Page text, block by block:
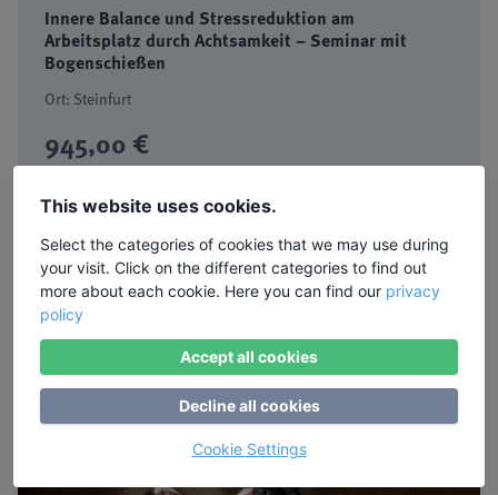
Innere Balance und Stressreduktion am
Arbeitsplatz durch Achtsamkeit – Seminar mit
Bogenschießen
Ort: Steinfurt
945,00 €
Artikel zum Thema
This website uses cookies.
Select the categories of cookies that we may use during
your visit. Click on the different categories to find out
more about each cookie. Here you can find our privacy
policy
Accept all cookies
Decline all cookies
Cookie Settings